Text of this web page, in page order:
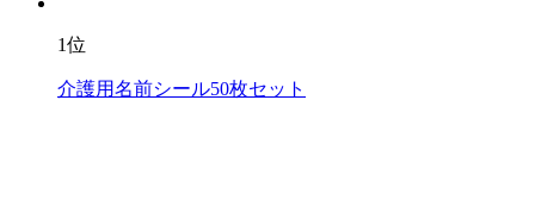
1位
介護用名前シール50枚セット